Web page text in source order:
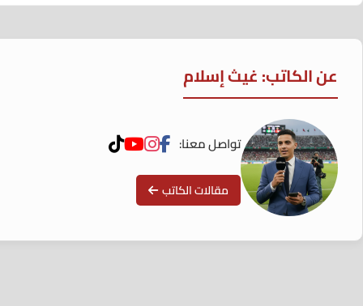
عن الكاتب: غيث إسلام
تواصل معنا:
مقالات الكاتب